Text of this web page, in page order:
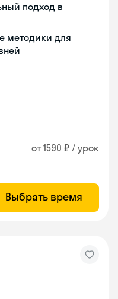
подход в
методики для
от 1590 ₽ / урок
Выбрать время